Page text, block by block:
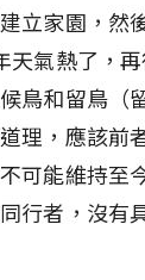
立家園，然
氣熱了，
鳥和留鳥（
理，應該前
可能維持至
行者，沒有